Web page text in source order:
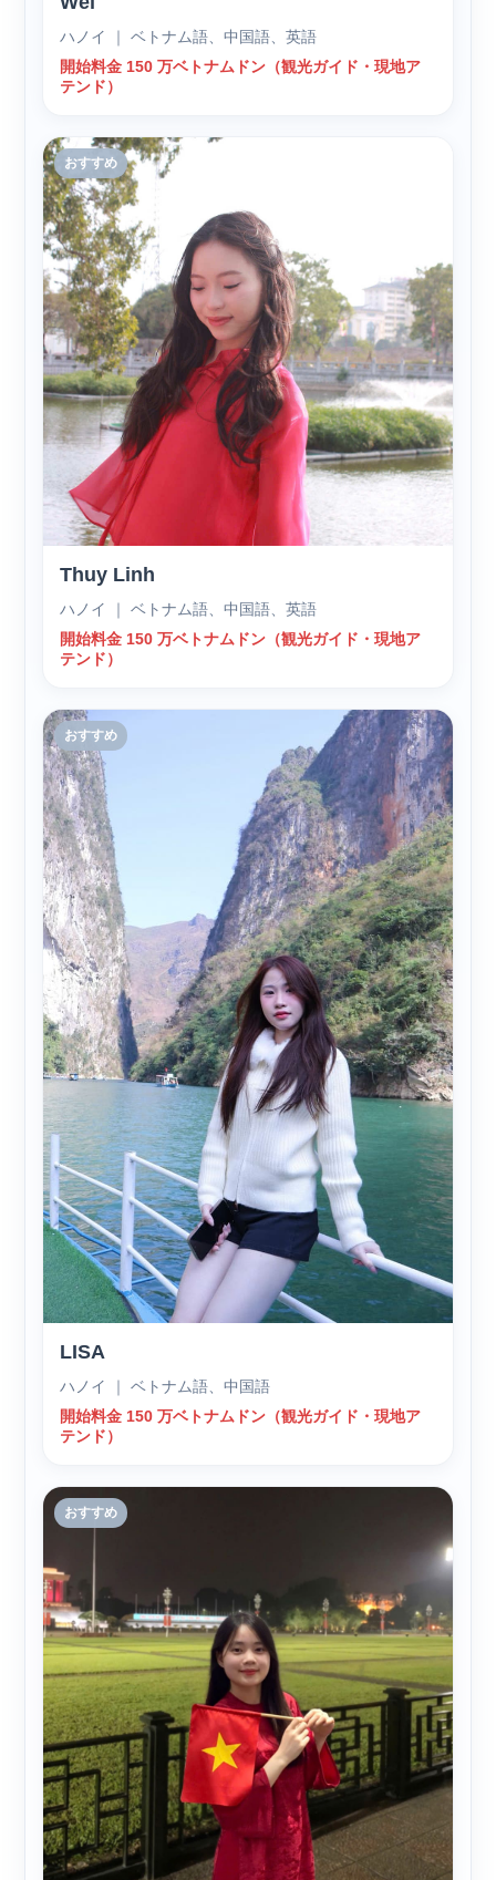
ハノイ ｜ ベトナム語、中国語、英語
開始料金 150 万ベトナムドン（観光ガイド・現地ア
テンド）
おすすめ
Thuy Linh
ハノイ ｜ ベトナム語、中国語、英語
開始料金 150 万ベトナムドン（観光ガイド・現地ア
テンド）
おすすめ
LISA
ハノイ ｜ ベトナム語、中国語
開始料金 150 万ベトナムドン（観光ガイド・現地ア
テンド）
おすすめ